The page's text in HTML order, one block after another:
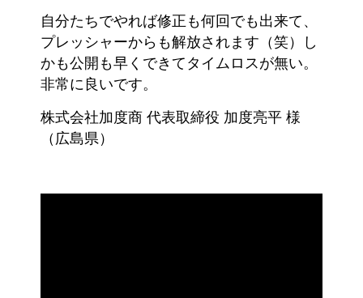
自分たちでやれば修正も何回でも出来て、
プレッシャーからも解放されます（笑）し
かも公開も早くできてタイムロスが無い。
非常に良いです。
株式会社加度商 代表取締役 加度亮平 様
（広島県）